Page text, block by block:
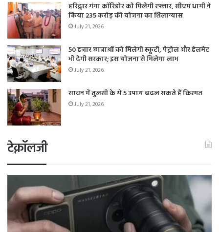
हरिद्वार गंगा कॉरिडोर को मिलेगी रफ्तार, सीएम धामी ने
किया 235 करोड़ की योजना का शिलान्यास
July 21, 2026
50 हजार छात्राओं को मिलेगी स्कूटी, पेट्रोल और हेलमेट
भी देगी सरकार; इस योजना से मिलेगा लाभ
July 21, 2026
सावन में तुलसी के ये 5 उपाय बदल सकते हैं किस्मत
July 21, 2026
टेक्नॉलजी